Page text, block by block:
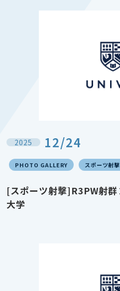
2025 12/24
PHOTO GALLERY スポーツ射撃
[スポーツ射撃]R3PW射
大学